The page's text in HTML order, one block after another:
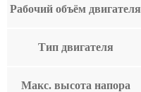
Рабочий объём двигателя
Тип двигателя
Макс. высота напора